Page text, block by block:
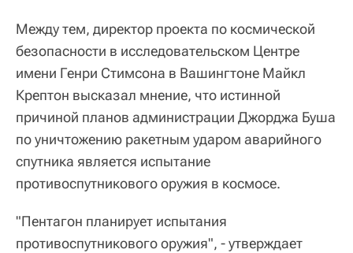
Между тем, директор проекта по космической
безопасности в исследовательском Центре
имени Генри Стимсона в Вашингтоне Майкл
Крептон высказал мнение, что истинной
причиной планов администрации Джорджа Буша
по уничтожению ракетным ударом аварийного
спутника является испытание
противоспутникового оружия в космосе.
"Пентагон планирует испытания
противоспутникового оружия", - утверждает